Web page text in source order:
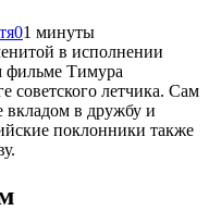
01 минуты
в исполнении
фильме Тимура
советского летчика. Сам
вкладом в дружбу и
поклонники также